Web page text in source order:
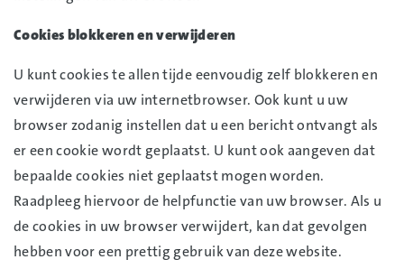
Cookies blokkeren en verwijderen
U kunt cookies te allen tijde eenvoudig zelf blokkeren en
verwijderen via uw internetbrowser. Ook kunt u uw
browser zodanig instellen dat u een bericht ontvangt als
er een cookie wordt geplaatst. U kunt ook aangeven dat
bepaalde cookies niet geplaatst mogen worden.
Raadpleeg hiervoor de helpfunctie van uw browser. Als u
de cookies in uw browser verwijdert, kan dat gevolgen
hebben voor een prettig gebruik van deze website.